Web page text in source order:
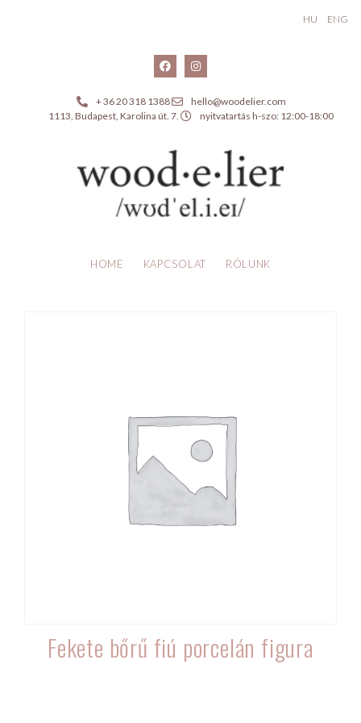
HU ENG
+ 36 20 318 1388
hello@woodelier.com
1113, Budapest, Karolina út. 7.
nyitvatartás h-szo: 12:00-18:00
HOME KAPCSOLAT RÓLUNK
Fekete bőrű fiú porcelán figura